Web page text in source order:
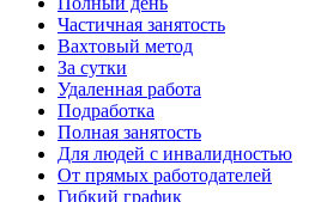
Частичная занятость
Вахтовый метод
За сутки
Удаленная работа
Подработка
Полная занятость
Для людей с инвалидностью
От прямых работодателей
Гибкий график